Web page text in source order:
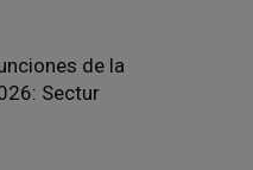
de la
Sectur